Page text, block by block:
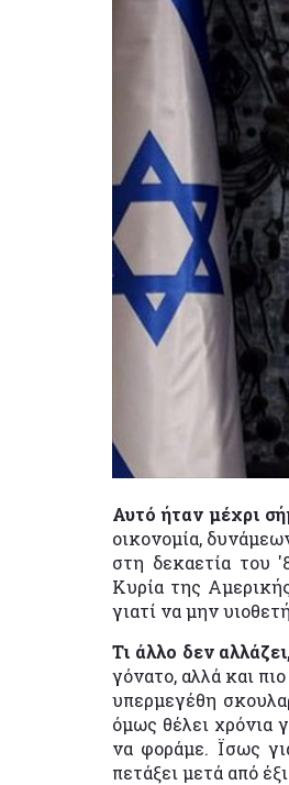
Αυτό ήταν μέχρι
οικονομία,
στη δεκαετία του
Κυρία της
γιατί να μην
Τι άλλο δεν
γόνατο, αλλά και
υπερμεγέθη
όμως θέλει χρόνια
να φοράμε. Ϊσως
πετάξει μετά από